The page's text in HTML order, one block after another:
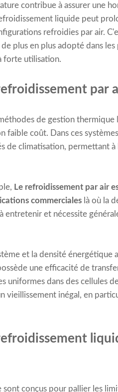
contribue à assurer une
liquide peut
refroidies par air.
plus en plus adopté dans
forte utilisation.
par
de gestion
faible coût. Dans ces
de climatisation, permettant
Le refroidissement par air
commerciales là où la
entretenir et nécessite
et la densité
une efficacité de
uniformes dans des cellules
vieillissement inégal, en
sont conçus pour pallier les